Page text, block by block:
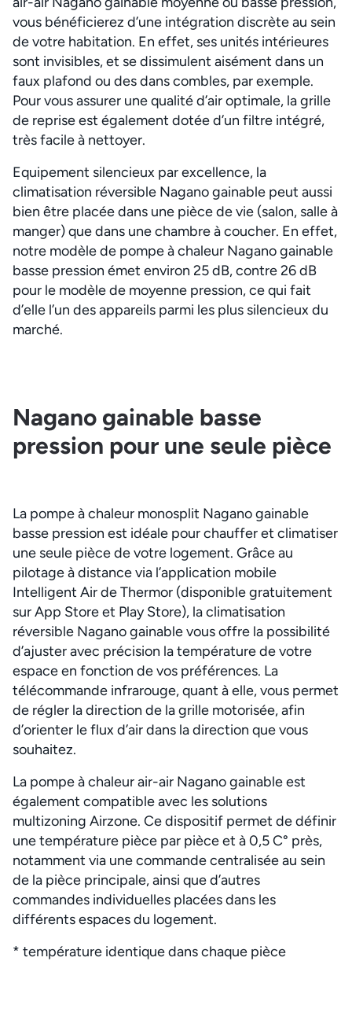
vous bénéficierez d’une intégration discrète au sein
de votre habitation. En effet, ses unités intérieures
sont invisibles, et se dissimulent aisément dans un
faux plafond ou des dans combles, par exemple.
Pour vous assurer une qualité d’air optimale, la grille
de reprise est également dotée d’un filtre intégré,
très facile à nettoyer.
Equipement silencieux par excellence, la
climatisation réversible Nagano gainable peut aussi
bien être placée dans une pièce de vie (salon, salle à
manger) que dans une chambre à coucher. En effet,
notre modèle de pompe à chaleur Nagano gainable
basse pression émet environ 25 dB, contre 26 dB
pour le modèle de moyenne pression, ce qui fait
d’elle l’un des appareils parmi les plus silencieux du
marché.
Nagano gainable basse
pression pour une seule pièce
La pompe à chaleur monosplit Nagano gainable
basse pression est idéale pour chauffer et climatiser
une seule pièce de votre logement. Grâce au
pilotage à distance via l’application mobile
Intelligent Air de Thermor (disponible gratuitement
sur App Store et Play Store), la climatisation
réversible Nagano gainable vous offre la possibilité
d’ajuster avec précision la température de votre
espace en fonction de vos préférences. La
télécommande infrarouge, quant à elle, vous permet
de régler la direction de la grille motorisée, afin
d’orienter le flux d’air dans la direction que vous
souhaitez.
La pompe à chaleur air-air Nagano gainable est
également compatible avec les solutions
multizoning Airzone. Ce dispositif permet de définir
une température pièce par pièce et à 0,5 C° près,
notamment via une commande centralisée au sein
de la pièce principale, ainsi que d’autres
commandes individuelles placées dans les
différents espaces du logement.
* température identique dans chaque pièce